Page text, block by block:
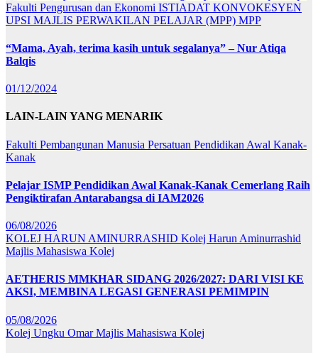
Fakulti Pengurusan dan Ekonomi ISTIADAT KONVOKESYEN
UPSI MAJLIS PERWAKILAN PELAJAR (MPP) MPP
“Mama, Ayah, terima kasih untuk segalanya” – Nur Atiqa
Balqis
01/12/2024
LAIN-LAIN YANG MENARIK
Fakulti Pembangunan Manusia Persatuan Pendidikan Awal Kanak-
Kanak
Pelajar ISMP Pendidikan Awal Kanak-Kanak Cemerlang Raih
Pengiktirafan Antarabangsa di IAM2026
06/08/2026
KOLEJ HARUN AMINURRASHID Kolej Harun Aminurrashid
Majlis Mahasiswa Kolej
AETHERIS MMKHAR SIDANG 2026/2027: DARI VISI KE
AKSI, MEMBINA LEGASI GENERASI PEMIMPIN
05/08/2026
Kolej Ungku OmarMajlis Mahasiswa Kolej